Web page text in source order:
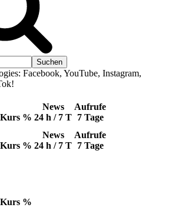
Facebook, YouTube, Instagram,
Kurs %
News
24 h / 7 T
Aufrufe
7 Tage
Kurs %
News
24 h / 7 T
Aufrufe
7 Tage
Kurs %